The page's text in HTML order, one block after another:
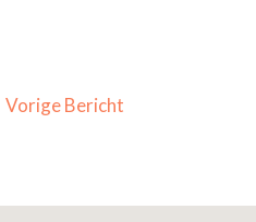
Vorige Bericht